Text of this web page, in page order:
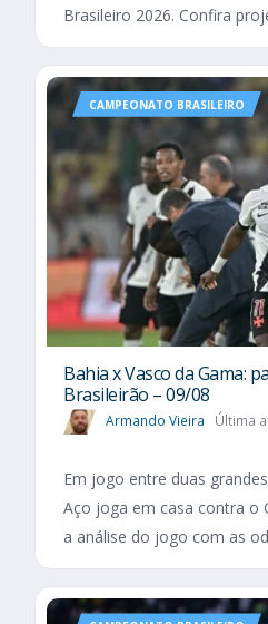
Brasileiro 2026. Confira
CAMPEONATO BRASILEIRO
Bahia x Vasco da Gama:
Brasileirão – 09/08
Armando Vieira Última
Em jogo entre duas
Aço joga em casa contra o
a análise do jogo com as